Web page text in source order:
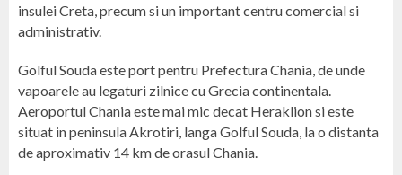
insulei Creta, precum si un important centru comercial si
administrativ.
Golful Souda este port pentru Prefectura Chania, de unde
vapoarele au legaturi zilnice cu Grecia continentala.
Aeroportul Chania este mai mic decat Heraklion si este
situat in peninsula Akrotiri, langa Golful Souda, la o distanta
de aproximativ 14 km de orasul Chania.